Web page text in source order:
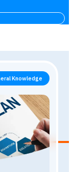
General Knowledge